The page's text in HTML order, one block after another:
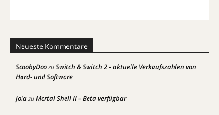
Neueste Kommentare
ScoobyDoozuSwitch & Switch 2 – aktuelle Verkaufszahlen von
Hard- und Software
joiazuMortal Shell II – Beta verfügbar